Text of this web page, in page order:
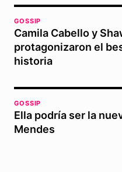
GOSSIP
Camila Cabello y
protagonizaron el
historia
GOSSIP
Ella podría ser la
Mendes